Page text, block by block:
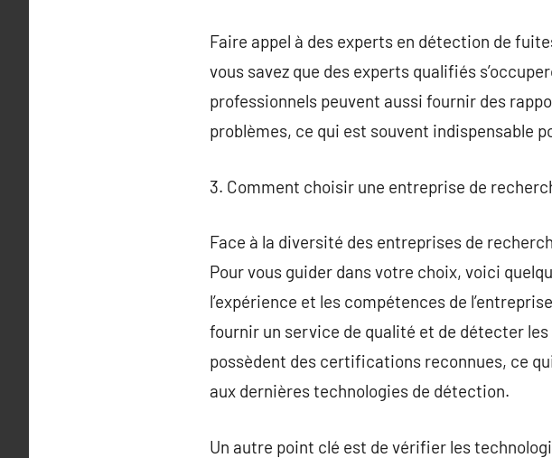
Faire appel à des experts en détection de
vous savez que des experts qualifiés
professionnels peuvent aussi fournir des
problèmes, ce qui est souvent indispensable
3. Comment choisir une entreprise de
Face à la diversité des entreprises de
Pour vous guider dans votre choix, voici
l’expérience et les compétences de
fournir un service de qualité et de détecter
possèdent des certifications reconnues, ce
aux dernières technologies de détection.
Un autre point clé est de vérifier les